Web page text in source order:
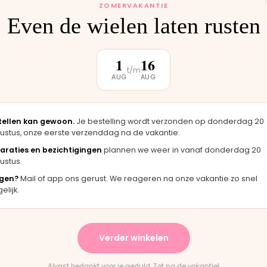
er
★★★★★
"Langsgekomen in Moordrecht en het
onderdeel werd er direct opgezet. Klaar
terwijl je wacht."
en het paste perfect.
instructies waren duidelijk."
Buggy wiel
"Persoonlijk contact,
en eerlijk advies.
Rick · Bugaboo onderdeel
ZOMERVAKANTIE
Even de wielen laten rusten
1
AUG
t/m16
AUG
kan gewoon. Je bestelling wordt verzonden op donderdag 20
onze eerste verzenddag na de vakantie.
en bezichtigingen plannen we weer in vanaf donderdag 20
Mail of app ons gerust. We reageren na onze vakantie zo snel
Verder winkelen